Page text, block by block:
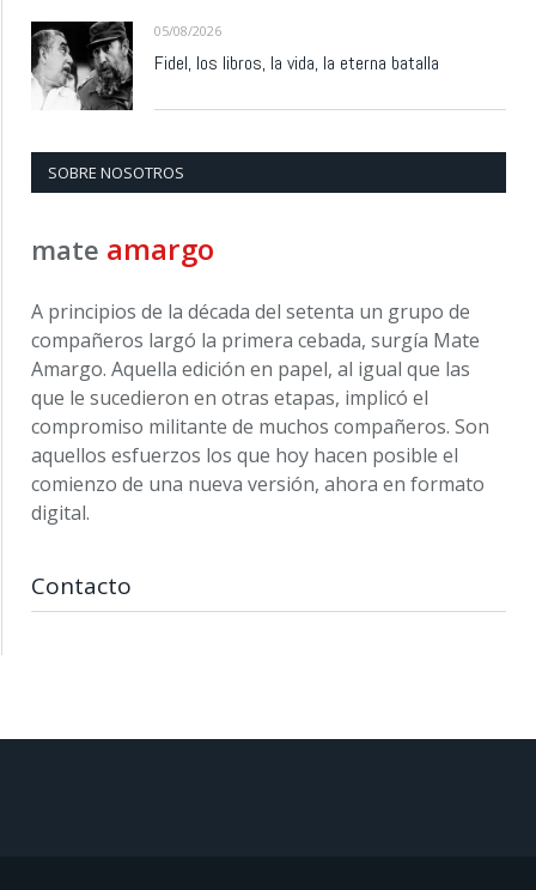
05/08/2026
Fidel, los libros, la vida, la eterna batalla
SOBRE NOSOTROS
mate amargo
A principios de la década del setenta un grupo de
compañeros largó la primera cebada, surgía Mate
Amargo. Aquella edición en papel, al igual que las
que le sucedieron en otras etapas, implicó el
compromiso militante de muchos compañeros. Son
aquellos esfuerzos los que hoy hacen posible el
comienzo de una nueva versión, ahora en formato
digital.
Contacto